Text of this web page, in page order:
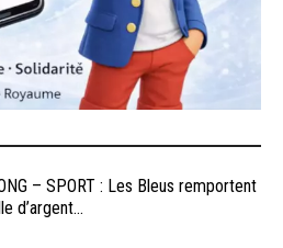
– SPORT : Les Bleus remportent
d’argent...